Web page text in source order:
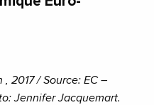
2017 / Source: EC –
Jennifer Jacquemart.